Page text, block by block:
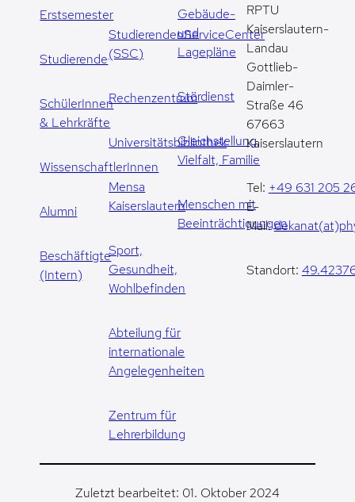
Erstsemester
Studierende
SchülerInnen
& Lehrkräfte
WissenschaftlerInnen
Alumni
Beschäftigte
(Intern)
StudierendenServiceCenter
(SSC)
Rechenzentrum
Universitätsbibliothek
Mensa
Kaiserslautern
Sport,
Gesundheit,
Wohlbefinden
Abteilung für
internationale
Angelegenheiten
Zentrum für
Lehrerbildung
Gebäude-
und
Lagepläne
Stördienst
Gleichstellung,
Vielfalt, Familie
Menschen mit
Beeinträchtigungen
RPTU
Kaiserslautern-
Landau
Gottlieb-
Daimler-
Straße 46
67663
Kaiserslautern
Tel: +49 631 205
E-
Mail:
Standort:
Zuletzt bearbeitet: 01. Oktober 2024